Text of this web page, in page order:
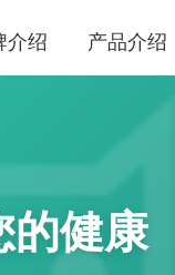
介绍 产品介绍
的健康